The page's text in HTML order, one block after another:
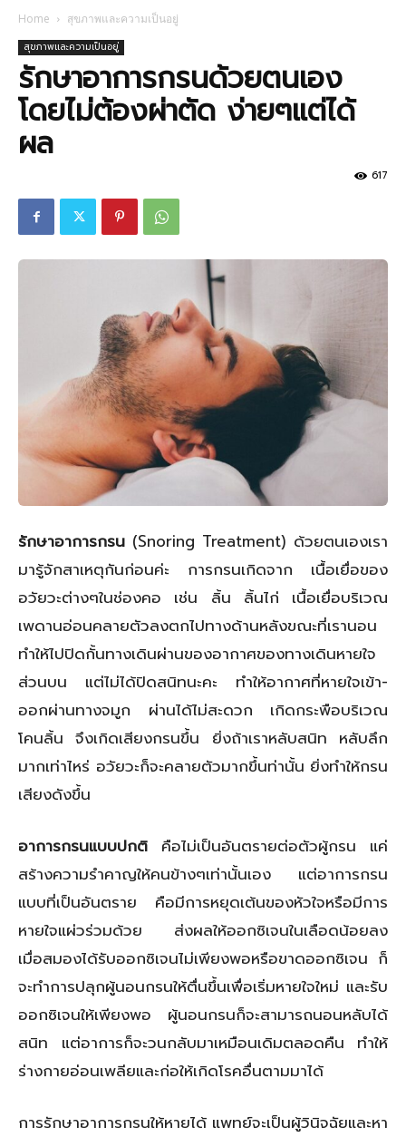
Home สุขภาพและความเป็นอยู่
สุขภาพและความเป็นอยู่
รักษาอาการกรนด้วยตนเอง
โดยไม่ต้องผ่าตัด ง่ายๆแต่ได้
ผล
617
รักษาอาการกรน (Snoring Treatment) ด้วยตนเองเรา
มารู้จักสาเหตุกันก่อนค่ะ การกรนเกิดจาก เนื้อเยื่อของ
อวัยวะต่างๆในช่องคอ เช่น ลิ้น ลิ้นไก่ เนื้อเยื่อบริเวณ
เพดานอ่อนคลายตัวลงตกไปทางด้านหลังขณะที่เรานอน
ทำให้ไปปิดกั้นทางเดินผ่านของอากาศของทางเดินหายใจ
ส่วนบน แต่ไม่ได้ปิดสนิทนะคะ ทำให้อากาศที่หายใจเข้า-
ออกผ่านทางจมูก ผ่านได้ไม่สะดวก เกิดกระพือบริเวณ
โคนลิ้น จึงเกิดเสียงกรนขึ้น ยิ่งถ้าเราหลับสนิท หลับลึก
มากเท่าไหร่ อวัยวะก็จะคลายตัวมากขึ้นท่านั้น ยิ่งทำให้กรน
เสียงดังขึ้น
อาการกรนแบบปกติ คือไม่เป็นอันตรายต่อตัวผู้กรน แค่
สร้างความรำคาญให้คนข้างๆเท่านั้นเอง แต่อาการกรน
แบบที่เป็นอันตราย คือมีการหยุดเต้นของหัวใจหรือมีการ
หายใจแผ่วร่วมด้วย ส่งผลให้ออกซิเจนในเลือดน้อยลง
เมื่อสมองได้รับออกซิเจนไม่เพียงพอหรือขาดออกซิเจน ก็
จะทำการปลุกผู้นอนกรนให้ตื่นขึ้นเพื่อเริ่มหายใจใหม่ และรับ
ออกซิเจนให้เพียงพอ ผู้นอนกรนก็จะสามารถนอนหลับได้
สนิท แต่อาการก็จะวนกลับมาเหมือนเดิมตลอดคืน ทำให้
ร่างกายอ่อนเพลียและก่อให้เกิดโรคอื่นตามมาได้
การรักษาอาการกรนให้หายได้ แพทย์จะเป็นผู้วินิจฉัยและหา